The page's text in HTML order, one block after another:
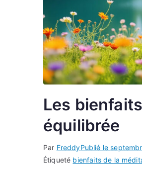
Les
équilibrée
Par FreddyPublié le
Étiqueté bienfaits de la